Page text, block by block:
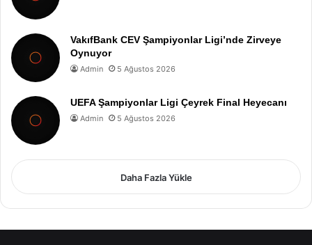
VakıfBank CEV Şampiyonlar Ligi’nde Zirveye
Oynuyor
Admin 5 Ağustos 2026
UEFA Şampiyonlar Ligi Çeyrek Final Heyecanı
Admin 5 Ağustos 2026
Daha Fazla Yükle